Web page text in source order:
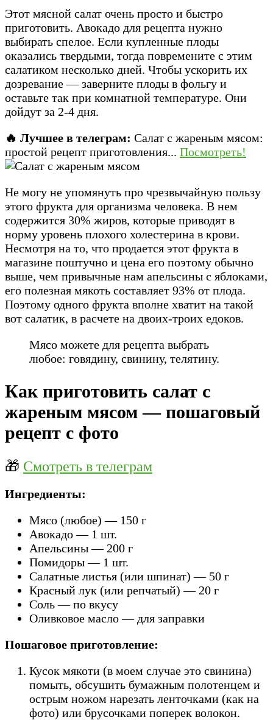
Этот мясной салат очень просто и быстро
приготовить. Авокадо для рецепта нужно
выбирать спелое. Если купленные плоды
оказались твердыми, тогда повремените с этим
салатиком несколько дней. Чтобы ускорить их
дозревание — заверните плоды в фольгу и
оставьте так при комнатной температуре. Они
дойдут за 2-4 дня.
🔥 Лучшее в телеграм: Салат с жареным мясом:
простой рецепт приготовления... Посмотреть!
Не могу не упомянуть про чрезвычайную пользу
этого фрукта для организма человека. В нем
содержится 30% жиров, которые приводят в
норму уровень плохого холестерина в крови.
Несмотря на то, что продается этот фрукта в
магазине поштучно и цена его поэтому обычно
выше, чем привычные нам апельсины с яблоками,
его полезная мякоть составляет 93% от плода.
Поэтому одного фрукта вполне хватит на такой
вот салатик, в расчете на двоих-троих едоков.
Мясо можете для рецепта выбрать
любое: говядину, свинину, телятину.
Как приготовить салат с
жареным мясом — пошаговый
рецепт с фото
🎁 Смотреть в телеграм
Ингредиенты:
Мясо (любое) — 150 г
Авокадо — 1 шт.
Апельсины — 200 г
Помидоры — 1 шт.
Салатные листья (или шпинат) — 50 г
Красный лук (или репчатый) — 20 г
Соль — по вкусу
Оливковое масло — для заправки
Пошаговое приготовление:
Кусок мякоти (в моем случае это свинина)
помыть, обсушить бумажным полотенцем и
острым ножом нарезать ленточками (как на
фото) или брусочками поперек волокон.